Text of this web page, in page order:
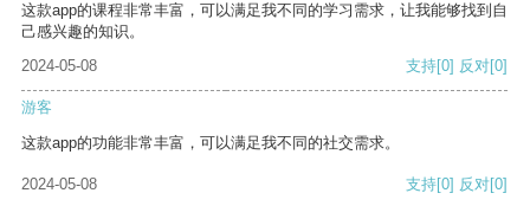
这款app的课程非常丰富，可以满足我不同的学习需求，让我能够找到自
己感兴趣的知识。
2024-05-08
支持[0] 反对[0]
游客
这款app的功能非常丰富，可以满足我不同的社交需求。
2024-05-08 支持[0] 反对[0]